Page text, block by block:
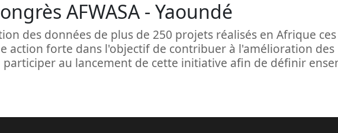
AFWASA - Yaoundé
des données de plus de 250 projets réalisés en Afrique
action forte dans l'objectif de contribuer à l'amélioration
participer au lancement de cette initiative afin de définir